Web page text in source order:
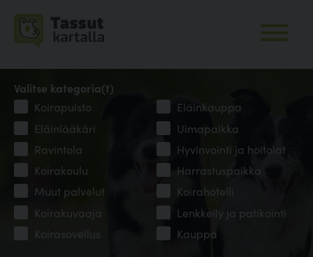
Valitse kategoria(t)
Koirapuisto
Eläinkauppa
Eläinlääkäri
Uimapaikka
Ravintola
Hyvinvointi ja hoitolat
Koirakoulu
Harrastuspaikka
Muut palvelut
Koirahotelli
Koirakuvaaja
Lenkkeily ja patikointi
Koirasovellus
Kauppa